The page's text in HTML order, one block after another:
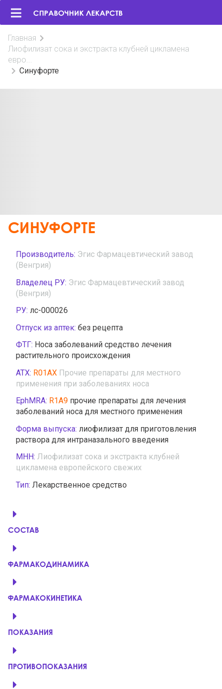
Главная
Лиофилизат сока и экстракта клубней цикламена
евро...
Синуфорте
СИНУФОРТЕ
Производитель: Эгис Фармацевтический завод
(Венгрия)
Владелец РУ: Эгис Фармацевтический завод
(Венгрия)
РУ: лс-000026
Отпуск из аптек: без рецепта
ФТГ: Носа заболеваний средство лечения
растительного происхождения
АТХ: R01AX Прочие препараты для местного
применения при заболеваниях носа
EphMRA: R1A9 прочие препараты для лечения
заболеваний носа для местного применения
Форма выпуска: лиофилизат для приготовления
раствора для интраназального введения
МНН: Лиофилизат сока и экстракта клубней
цикламена европейского свежих
Тип: Лекарственное средство
СОСТАВ
ФАРМАКОДИНАМИКА
ФАРМАКОКИНЕТИКА
ПОКАЗАНИЯ
ПРОТИВОПОКАЗАНИЯ